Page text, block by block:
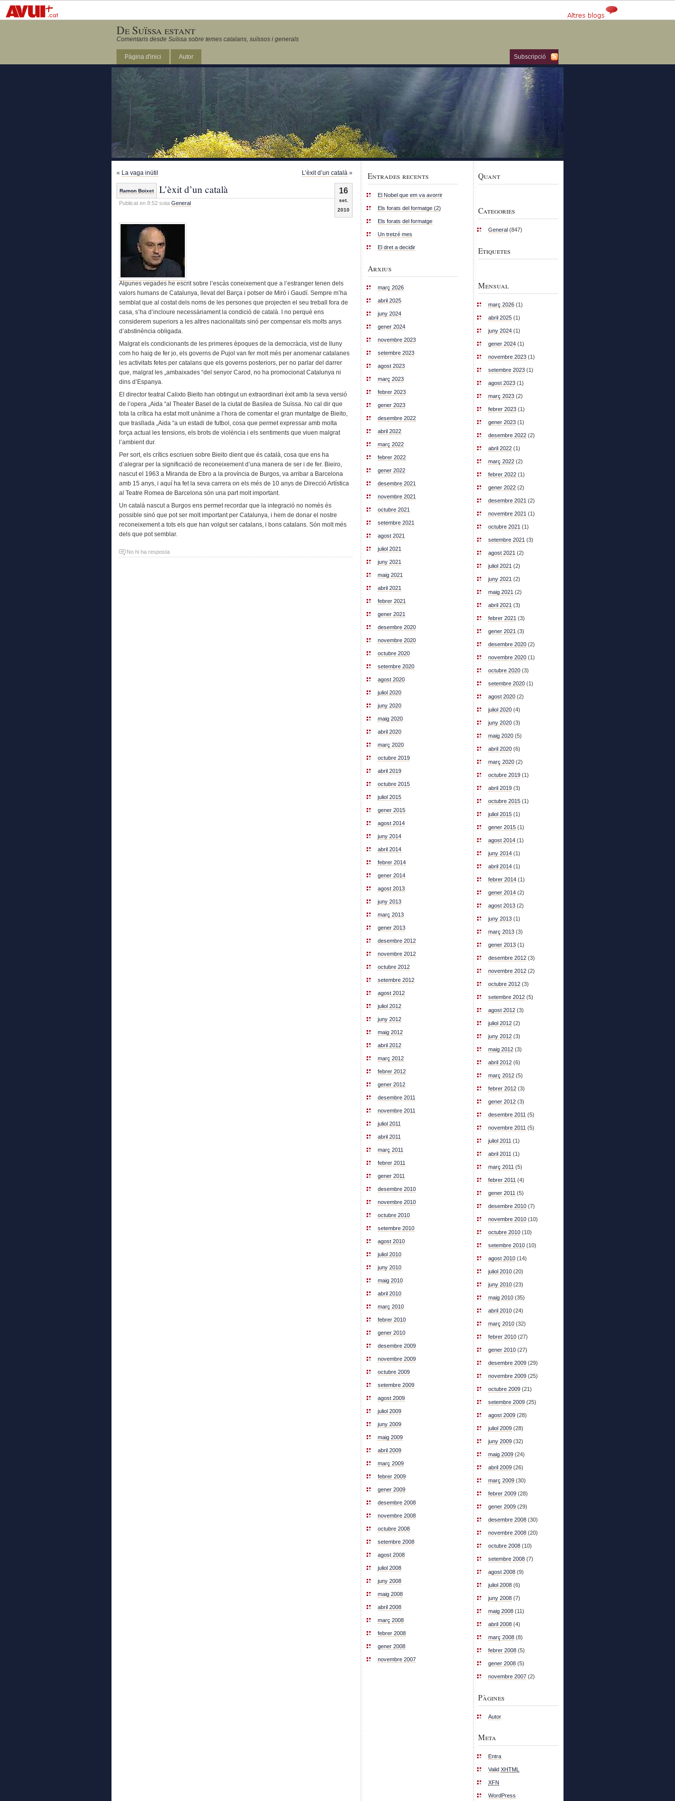
De Suïssa estant
Comentaris desde Suïssa sobre temes catalans, suïssos i generals
Subscripció
Pàgina d'inici Autor
« La vaga inútil L’èxit d’un català »
16
set.
2010
Ramon Boixet L’èxit d’un català
Publicat en 8:52 sota General
Algunes vegades he escrit sobre l’escàs coneixement que a l’estranger tenen dels
valors humans de Catalunya, llevat del Barça i potser de Miró i Gaudí. Sempre m’ha
semblat que al costat dels noms de les persones que projecten el seu treball fora de
casa, s’ha d’incloure necessàriament la condició de català. I no perquè ens
considerem superiors a les altres nacionalitats sinó per compensar els molts anys
d’abstinència obligada.
Malgrat els condicionants de les primeres èpoques de la democràcia, vist de lluny
com ho haig de fer jo, els governs de Pujol van fer molt més per anomenar catalanes
les activitats fetes per catalans que els governs posteriors, per no parlar del darrer
que, malgrat les „ambaixades “del senyor Carod, no ha promocionat Catalunya ni
dins d’Espanya.
El director teatral Calixto Bieito han obtingut un extraordinari èxit amb la seva versió
de l’opera „Aida “al Theater Basel de la ciutat de Basilea de Suïssa. No cal dir que
tota la crítica ha estat molt unànime a l’hora de comentar el gran muntatge de Bieito,
que trasllada „Aida “a un estadi de futbol, cosa que permet expressar amb molta
força actual les tensions, els brots de violència i els sentiments que viuen malgrat
l’ambient dur.
Per sort, els crítics escriuen sobre Bieito dient que és català, cosa que ens ha
d’alegrar per la significació de reconeixement d’una manera de ser i de fer. Bieiro,
nascut el 1963 a Miranda de Ebro a la província de Burgos, va arribar a Barcelona
amb 15 anys, i aquí ha fet la seva carrera on els més de 10 anys de Direcció Artística
al Teatre Romea de Barcelona són una part molt important.
Un català nascut a Burgos ens permet recordar que la integració no només és
possible sinó que pot ser molt important per Catalunya, i hem de donar el nostre
reconeixement a tots els que han volgut ser catalans, i bons catalans. Són molt més
dels que pot semblar.
No hi ha resposta
Entrades recents
El Nobel que em va avorrir
Els forats del formatge (2)
Els forats del formatge
Un tretzé mes
El dret a decidir
Arxius
març 2026
abril 2025
juny 2024
gener 2024
novembre 2023
setembre 2023
agost 2023
març 2023
febrer 2023
gener 2023
desembre 2022
abril 2022
març 2022
febrer 2022
gener 2022
desembre 2021
novembre 2021
octubre 2021
setembre 2021
agost 2021
juliol 2021
juny 2021
maig 2021
abril 2021
febrer 2021
gener 2021
desembre 2020
novembre 2020
octubre 2020
setembre 2020
agost 2020
juliol 2020
juny 2020
maig 2020
abril 2020
març 2020
octubre 2019
abril 2019
octubre 2015
juliol 2015
gener 2015
agost 2014
juny 2014
abril 2014
febrer 2014
gener 2014
agost 2013
juny 2013
març 2013
gener 2013
desembre 2012
novembre 2012
octubre 2012
setembre 2012
agost 2012
juliol 2012
juny 2012
maig 2012
abril 2012
març 2012
febrer 2012
gener 2012
desembre 2011
novembre 2011
juliol 2011
abril 2011
març 2011
febrer 2011
gener 2011
desembre 2010
novembre 2010
octubre 2010
setembre 2010
agost 2010
juliol 2010
juny 2010
maig 2010
abril 2010
març 2010
febrer 2010
gener 2010
desembre 2009
novembre 2009
octubre 2009
setembre 2009
agost 2009
juliol 2009
juny 2009
maig 2009
abril 2009
març 2009
febrer 2009
gener 2009
desembre 2008
novembre 2008
octubre 2008
setembre 2008
agost 2008
juliol 2008
juny 2008
maig 2008
abril 2008
març 2008
febrer 2008
gener 2008
novembre 2007
Quant
Categories
General (847)
Etiquetes
Mensual
març 2026 (1)
abril 2025 (1)
juny 2024 (1)
gener 2024 (1)
novembre 2023 (1)
setembre 2023 (1)
agost 2023 (1)
març 2023 (2)
febrer 2023 (1)
gener 2023 (1)
desembre 2022 (2)
abril 2022 (1)
març 2022 (2)
febrer 2022 (1)
gener 2022 (2)
desembre 2021 (2)
novembre 2021 (1)
octubre 2021 (1)
setembre 2021 (3)
agost 2021 (2)
juliol 2021 (2)
juny 2021 (2)
maig 2021 (2)
abril 2021 (3)
febrer 2021 (3)
gener 2021 (3)
desembre 2020 (2)
novembre 2020 (1)
octubre 2020 (3)
setembre 2020 (1)
agost 2020 (2)
juliol 2020 (4)
juny 2020 (3)
maig 2020 (5)
abril 2020 (6)
març 2020 (2)
octubre 2019 (1)
abril 2019 (3)
octubre 2015 (1)
juliol 2015 (1)
gener 2015 (1)
agost 2014 (1)
juny 2014 (1)
abril 2014 (1)
febrer 2014 (1)
gener 2014 (2)
agost 2013 (2)
juny 2013 (1)
març 2013 (3)
gener 2013 (1)
desembre 2012 (3)
novembre 2012 (2)
octubre 2012 (3)
setembre 2012 (5)
agost 2012 (3)
juliol 2012 (2)
juny 2012 (3)
maig 2012 (3)
abril 2012 (6)
març 2012 (5)
febrer 2012 (3)
gener 2012 (3)
desembre 2011 (5)
novembre 2011 (5)
juliol 2011 (1)
abril 2011 (1)
març 2011 (5)
febrer 2011 (4)
gener 2011 (5)
desembre 2010 (7)
novembre 2010 (10)
octubre 2010 (10)
setembre 2010 (10)
agost 2010 (14)
juliol 2010 (20)
juny 2010 (23)
maig 2010 (35)
abril 2010 (24)
març 2010 (32)
febrer 2010 (27)
gener 2010 (27)
desembre 2009 (29)
novembre 2009 (25)
octubre 2009 (21)
setembre 2009 (25)
agost 2009 (28)
juliol 2009 (28)
juny 2009 (32)
maig 2009 (24)
abril 2009 (26)
març 2009 (30)
febrer 2009 (28)
gener 2009 (29)
desembre 2008 (30)
novembre 2008 (20)
octubre 2008 (10)
setembre 2008 (7)
agost 2008 (9)
juliol 2008 (6)
juny 2008 (7)
maig 2008 (11)
abril 2008 (4)
març 2008 (8)
febrer 2008 (5)
gener 2008 (5)
novembre 2007 (2)
Pàgines
Autor
Meta
Entra
Valid XHTML
XFN
WordPress